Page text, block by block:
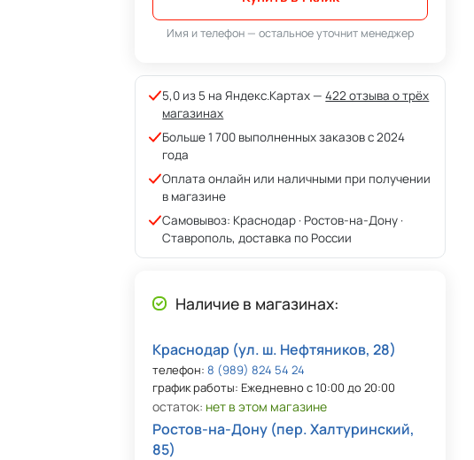
Имя и телефон — остальное уточнит менеджер
5,0 из 5 на Яндекс.Картах —422 отзыва о трёх
магазинах
Больше 1 700 выполненных заказов с 2024
года
Оплата онлайн или наличными при получении
в магазине
Самовывоз: Краснодар · Ростов-на-Дону ·
Ставрополь, доставка по России
Наличие в магазинах:
Краснодар (ул. ш. Нефтяников, 28)
телефон:8 (989) 824 54 24
график работы: Ежедневно с 10:00 до 20:00
остаток: нет в этом магазине
Ростов-на-Дону (пер. Халтуринский,
85)